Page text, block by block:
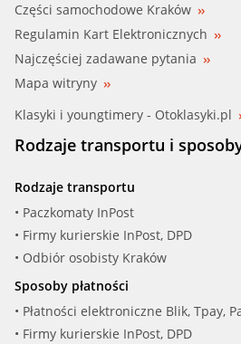
Części samochodowe Kraków
Regulamin Kart Elektronicznych
Najczęściej zadawane pytania
Mapa witryny
Klasyki i youngtimery - Otoklasyki.pl
Rodzaje transportu i
Rodzaje transportu
• Paczkomaty InPost
• Firmy kurierskie InPost, DPD
• Odbiór osobisty Kraków
Sposoby płatności
• Płatności elektroniczne Blik, Tpay,
• Firmy kurierskie InPost, DPD